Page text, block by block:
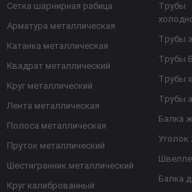
Сетка шарнирная рабица
Арматура металлическая
Катанка металлическая
Квадрат металлический
Круг металлический
Лента металлическая
Полоса металлическая
Пруток металлический
Шестигранник металлический
Круг калиброванный
Трубы
Трубы
Трубы
Трубы
Трубы
Балка
Уголок
Балка